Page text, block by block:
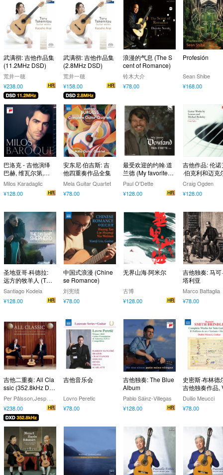
武满彻: 吉他作品集
(11.2MHz DSD)
荒井一穂
¥238.00
武满彻: 吉他作品集
(2.8MHz DSD)
荒井一穂
¥158.00
浪漫的气息 (The S
cent of Romance)
铃木大介
¥78.00
Profesión
Sean Shibe
¥168.00
巴洛克 - 吉他演绎
巴赫, 维瓦尔第,亨
德尔等 (Baroque)
Milos Karadaglic
¥128.00
安东尼·伯吉斯: 吉
他四重奏作品全集
Mela Guitar Quartet
¥78.00
最受欢迎的约翰·道
兰德 (My favorite D
owland)
Paul O'Dette
¥128.00
吉他作品: 伦诺
·伯克利和迈克
克利作曲
Craig Ogden
¥128.00
圣地亚哥·科德拉:
远方的牧羊人 (The
Distant Shepherd)
Santiago Kodela
¥128.00
中国式浪漫 (Chine
se Romance)
刘宪绩
¥78.00
无界山海·阿米尔
古博
¥128.00
吉他独奏: 马可
塔利亚
Marco Battaglia
¥78.00
吉他二重奏: All Cla
ssic (352.8kHz DX
D)
P
er Pålsson,Jesper Sivebaek
¥238.00
吉他音乐会
Lovro Peretic
¥78.00
吉他独奏: The Blue
Album
Pablo Sáinz-Villegas
¥128.00
史密斯·布林德
吉他独奏作品,
1 (Meucci)
Duilio Meucci
¥78.00